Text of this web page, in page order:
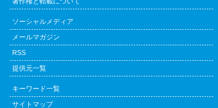
ソーシャルメディア
メールマガジン
RSS
提供元一覧
キーワード一覧
サイトマップ